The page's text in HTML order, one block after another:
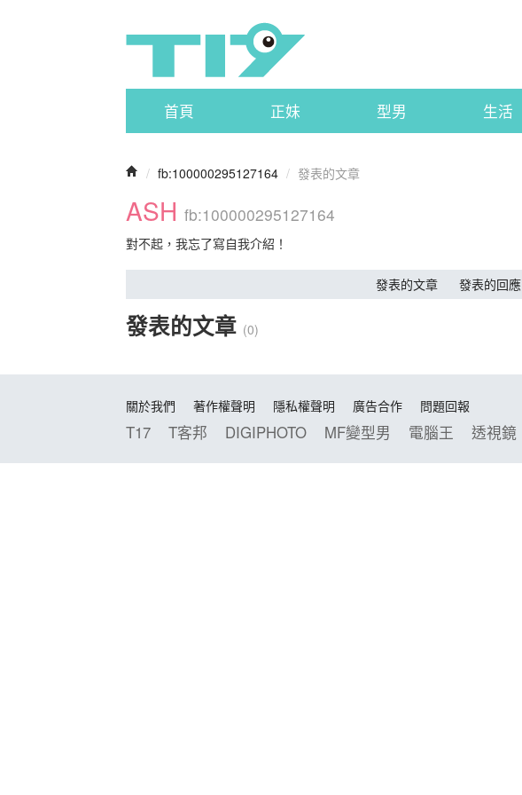
首頁 正妹 型男 生活
/ fb:100000295127164 / 發表的文章
ASH fb:100000295127164
對不起，我忘了寫自我介紹！
發表的文章 發表的回應
發表的文章 (0)
關於我們 著作權聲明 隱私權聲明 廣告合作 問題回報
T17 T客邦 DIGIPHOTO MF變型男 電腦王 透視鏡